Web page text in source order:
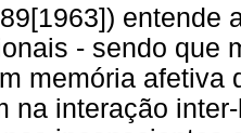
entende
- sendo que
memória afetiva
na interação